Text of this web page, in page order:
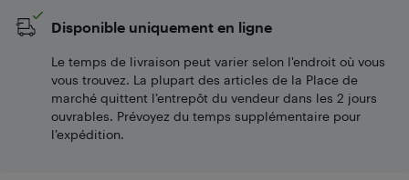
Disponible uniquement en ligne
Le temps de livraison peut varier selon l'endroit où vous
vous trouvez. La plupart des articles de la Place de
marché quittent l’entrepôt du vendeur dans les 2 jours
ouvrables. Prévoyez du temps supplémentaire pour
l’expédition.